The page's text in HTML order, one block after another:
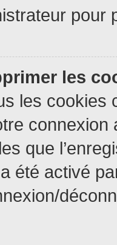
les
les cookies
que
été activé